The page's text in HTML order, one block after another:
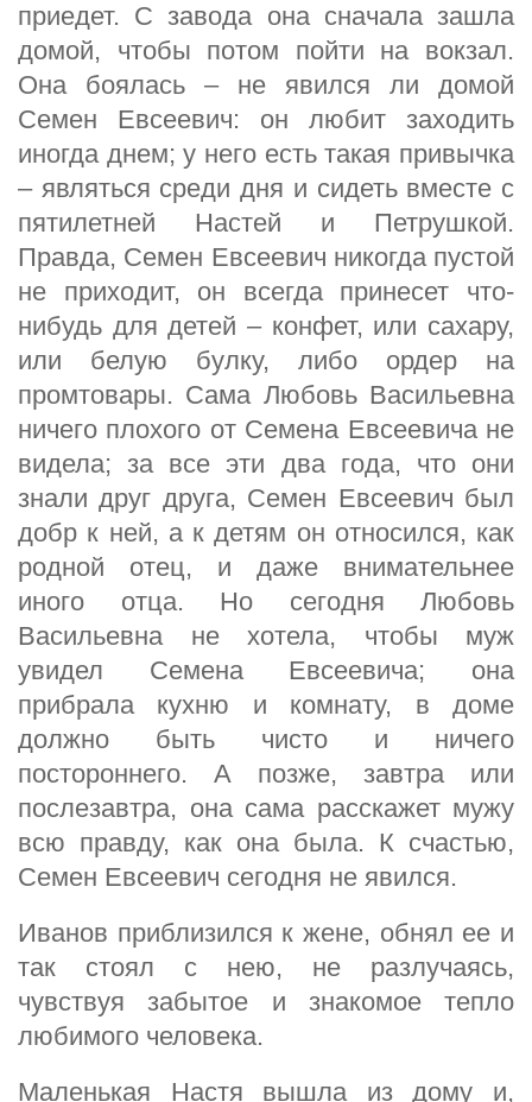
приедет. С завода она сначала зашла
домой, чтобы потом пойти на вокзал.
Она боялась – не явился ли домой
Семен Евсеевич: он любит заходить
иногда днем; у него есть такая привычка
– являться среди дня и сидеть вместе с
пятилетней Настей и Петрушкой.
Правда, Семен Евсеевич никогда пустой
не приходит, он всегда принесет что-
нибудь для детей – конфет, или сахару,
или белую булку, либо ордер на
промтовары. Сама Любовь Васильевна
ничего плохого от Семена Евсеевича не
видела; за все эти два года, что они
знали друг друга, Семен Евсеевич был
добр к ней, а к детям он относился, как
родной отец, и даже внимательнее
иного отца. Но сегодня Любовь
Васильевна не хотела, чтобы муж
увидел Семена Евсеевича; она
прибрала кухню и комнату, в доме
должно быть чисто и ничего
постороннего. А позже, завтра или
послезавтра, она сама расскажет мужу
всю правду, как она была. К счастью,
Семен Евсеевич сегодня не явился.
Иванов приблизился к жене, обнял ее и
так стоял с нею, не разлучаясь,
чувствуя забытое и знакомое тепло
любимого человека.
Маленькая Настя вышла из дому и,